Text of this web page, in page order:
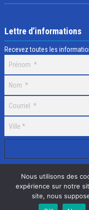
Lettre d’informations
Recevez toutes les
Selectick © 2020
Nous utilisons des
expérience sur notre
site, nous